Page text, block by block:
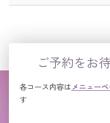
ご予約をお
各コース内容はメニュー
す